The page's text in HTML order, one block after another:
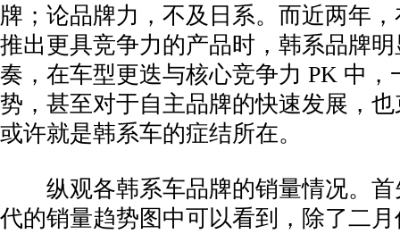
牌；论品牌力，不及日系。而近两年
推出更具竞争力的产品时，韩系品牌
奏，在车型更迭与核心竞争力 PK 中，
势，甚至对于自主品牌的快速发展，
或许就是韩系车的症结所在。
纵观各韩系车品牌的销量情况。首
代的销量趋势图中可以看到，除了二